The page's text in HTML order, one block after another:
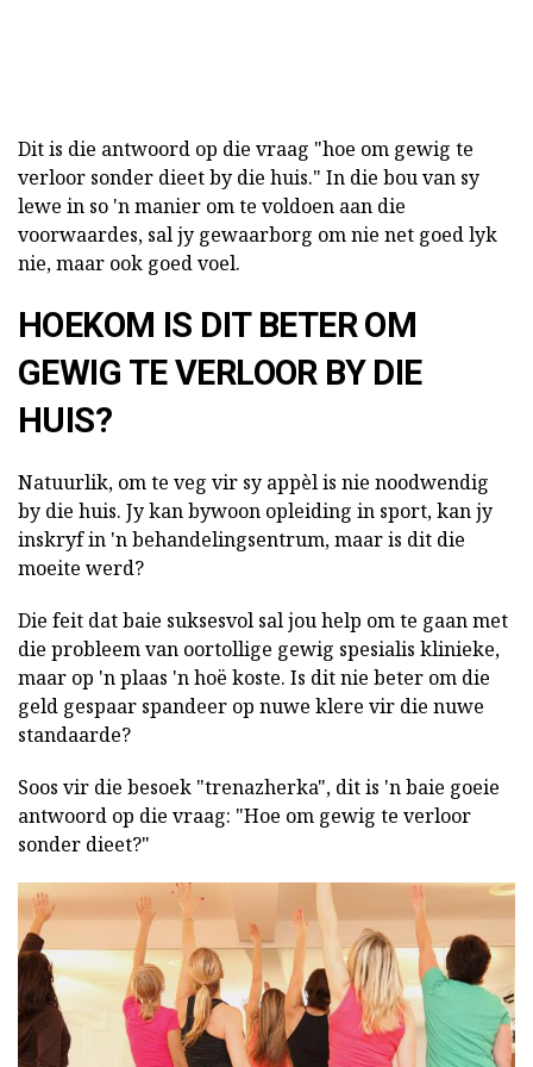
Dit is die antwoord op die vraag "hoe om gewig te
verloor sonder dieet by die huis." In die bou van sy
lewe in so 'n manier om te voldoen aan die
voorwaardes, sal jy gewaarborg om nie net goed lyk
nie, maar ook goed voel.
HOEKOM IS DIT BETER OM
GEWIG TE VERLOOR BY DIE
HUIS?
Natuurlik, om te veg vir sy appèl is nie noodwendig
by die huis. Jy kan bywoon opleiding in sport, kan jy
inskryf in 'n behandelingsentrum, maar is dit die
moeite werd?
Die feit dat baie suksesvol sal jou help om te gaan met
die probleem van oortollige gewig spesialis klinieke,
maar op 'n plaas 'n hoë koste. Is dit nie beter om die
geld gespaar spandeer op nuwe klere vir die nuwe
standaarde?
Soos vir die besoek "trenazherka", dit is 'n baie goeie
antwoord op die vraag: "Hoe om gewig te verloor
sonder dieet?"